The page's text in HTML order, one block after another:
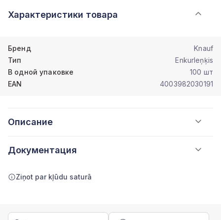
Характеристики товара
Бренд
Knauf
Тип
Enkurleņķis
В одной упаковке
100 шт
EAN
4003982030191
Описание
Документация
Ziņot par kļūdu saturā